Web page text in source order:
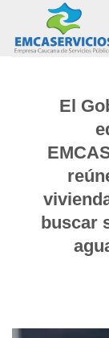
content
El
buscar